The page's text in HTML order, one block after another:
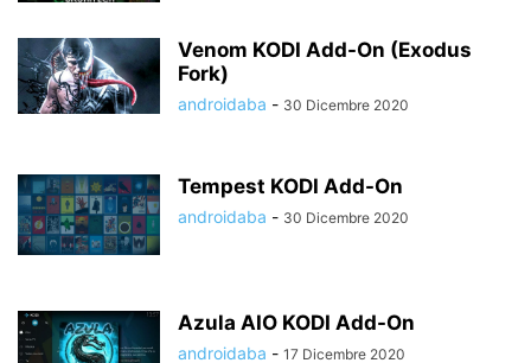
Venom KODI Add-On (Exodus
Fork)
androidaba - 30 Dicembre 2020
Tempest KODI Add-On
androidaba - 30 Dicembre 2020
Azula AIO KODI Add-On
androidaba - 17 Dicembre 2020